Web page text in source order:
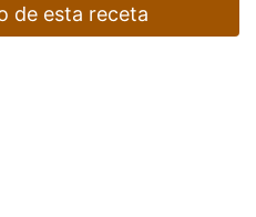
de esta receta